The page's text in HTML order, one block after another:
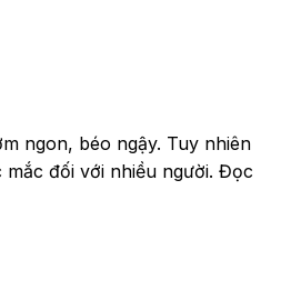
ngon, béo ngậy. Tuy nhiên
mắc đối với nhiều người. Đọc